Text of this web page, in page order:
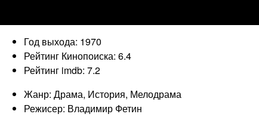
Год выхода: 1970
Рейтинг Кинопоиска: 6.4
Рейтинг imdb: 7.2
Жанр: Драма, История, Мелодрама
Режисер: Владимир Фетин